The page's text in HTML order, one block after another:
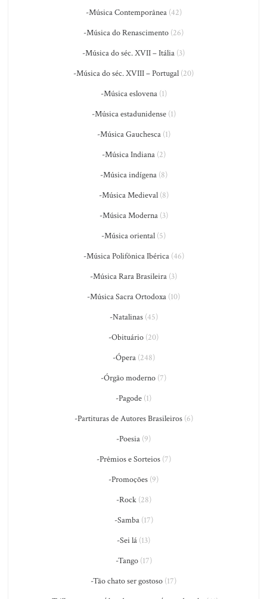
-Música Contemporânea(42)
-Música do Renascimento (26)
-Música do séc. XVII – Itália (3)
-Música do séc. XVIII – Portugal (20)
-Música eslovena(1)
-Música estadunidense(1)
-Música Gauchesca(1)
-Música Indiana(2)
-Música indígena(8)
-Música Medieval(8)
-Música Moderna(3)
-Música oriental (5)
-Música Polifônica Ibérica(46)
-Música Rara Brasileira (3)
-Música Sacra Ortodoxa (10)
-Natalinas(45)
-Obituário (20)
-Ópera(248)
-Órgão moderno (7)
-Pagode (1)
-Partituras de Autores Brasileiros(6)
-Poesia (9)
-Prêmios e Sorteios(7)
-Promoções (9)
-Rock(28)
-Samba(17)
-Sei lá (13)
-Tango(17)
-Tão chato ser gostoso (17)